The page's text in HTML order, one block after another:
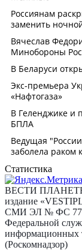
Статистика
ВЕСТИ ПЛАНЕТЫ
издание
СМИ ЭЛ № ФС 77 —
Федеральной
информационных
(Роскомнадзор)